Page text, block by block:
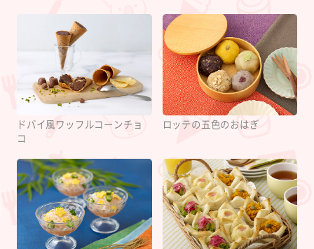
ドバイ風ワッフルコーンチョ
コ
ロッテの五色のおはぎ